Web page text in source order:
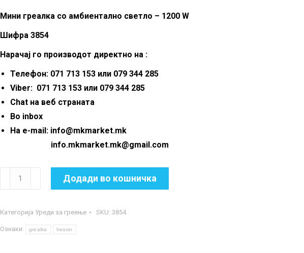
1,490.00 ден.1,190.00 ден.
Мини греалка со амбиентално светло – 1200 W
Шифра 3854
Нарачај го производот директно на :
Телефон: 071 713 153 или 079 344 285
Viber: 071 713 153 или 079 344 285
Chat на веб страната
Во inbox
На e-mail: info@mkmarket.mk
info.mkmarket.mk@gmail.com
Мини
греалка
амбиентално
светло
Додади во кошничка
Категорија Уреди за греење SKU: 3854
Ознаки: grealka heater